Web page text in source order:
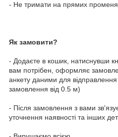
- Не тримати на прямих
Як замовити?
- Додаєте в кошик, натиснувши
вам потрібен, оформляє
анкету даними для
замовлення від 0.5 м)
- Після замовлення з вами
уточнення наявності та інших